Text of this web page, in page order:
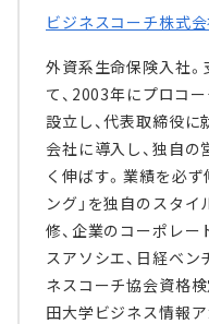
ビジネスコーチ株式会
外資系生命保険入社
て、2003年にプロコ
設立し、代表取締役
会社に導入し、独自の
く伸ばす。業績を必
ング」を独自のスタ
修、企業のコーポレ
スアソシエ、日経ベン
ネスコーチ協会資格検
田大学ビジネス情報ア